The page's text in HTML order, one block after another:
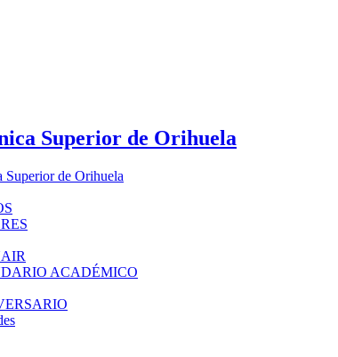
Superior de Orihuela
Superior de Orihuela
ACADÉMICO